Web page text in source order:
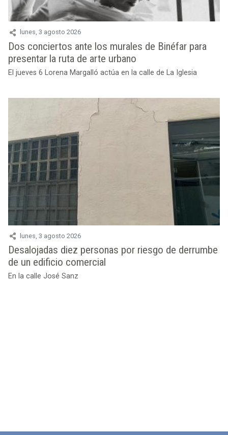
lunes, 3 agosto 2026
Dos conciertos ante los murales de Binéfar para
presentar la ruta de arte urbano
El jueves 6 Lorena Margalló actúa en la calle de La Iglesia
lunes, 3 agosto 2026
Desalojadas diez personas por riesgo de derrumbe
de un edificio comercial
En la calle José Sanz